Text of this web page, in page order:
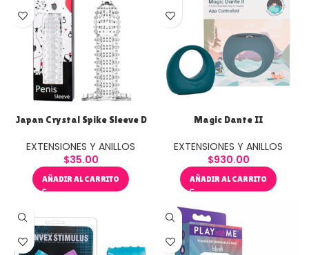
Japan Crystal Spike Sleeve D
EXTENSIONES Y ANILLOS
$35.00
AÑADIR AL CARRITO
Magic Dante II
EXTENSIONES Y ANILLOS
$930.00
AÑADIR AL CARRITO